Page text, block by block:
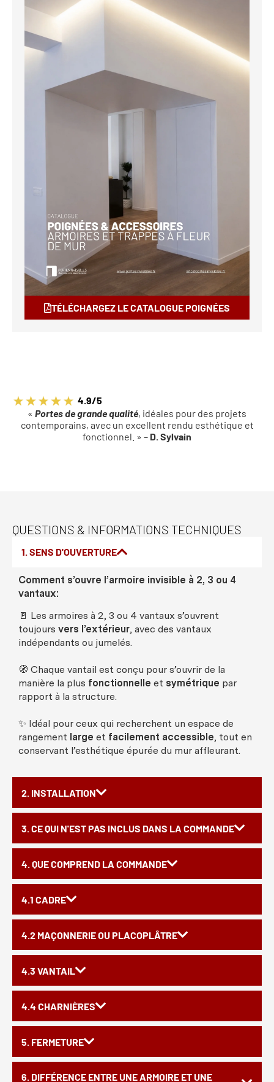
TÉLÉCHARGEZ LE CATALOGUE POIGNÉES
4.9/5
« Portes de grande qualité, idéales pour des projets
contemporains, avec un excellent rendu esthétique et
fonctionnel. » – D. Sylvain
QUESTIONS & INFORMATIONS TECHNIQUES
1. SENS D'OUVERTURE
2. INSTALLATION
3. CE QUI N'EST PAS INCLUS DANS LA COMMANDE
4. QUE COMPREND LA COMMANDE
4.1 CADRE
4.2 MAÇONNERIE OU PLACOPLÂTRE
4.3 VANTAIL
4.4 CHARNIÈRES
5. FERMETURE
6. DIFFÉRENCE ENTRE UNE ARMOIRE ET UNE
Comment s’ouvre l’armoire invisible à 2, 3 ou 4
vantaux:
🚪 Les armoires à 2, 3 ou 4 vantaux s’ouvrent
toujours vers l’extérieur, avec des vantaux
indépendants ou jumelés.
🧭 Chaque vantail est conçu pour s’ouvrir de la
manière la plus fonctionnelle et symétrique par
rapport à la structure.
✨ Idéal pour ceux qui recherchent un espace de
rangement large et facilement accessible, tout en
conservant l’esthétique épurée du mur affleurant.